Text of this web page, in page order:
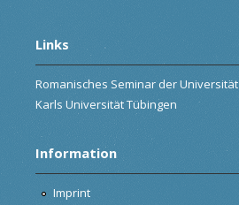
Links
Romanisches Seminar der
Karls Universität Tübingen
Information
Imprint